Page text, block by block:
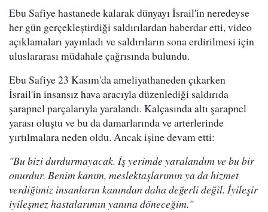
Ebu Safiye hastanede kalarak dünyayı İsrail'in neredeyse
her gün gerçekleştirdiği saldırılardan haberdar etti, video
açıklamaları yayınladı ve saldırıların sona erdirilmesi için
uluslararası müdahale çağrısında bulundu.
Ebu Safiye 23 Kasım'da ameliyathaneden çıkarken
İsrail'in insansız hava aracıyla düzenlediği saldırıda
şarapnel parçalarıyla yaralandı. Kalçasında altı şarapnel
yarası oluştu ve bu da damarlarında ve arterlerinde
yırtılmalara neden oldu. Ancak işine devam etti:
"Bu bizi durdurmayacak. İş yerimde yaralandım ve bu bir
onurdur. Benim kanım, meslektaşlarımın ya da hizmet
verdiğimiz insanların kanından daha değerli değil. İyileşir
iyileşmez hastalarımın yanına döneceğim."